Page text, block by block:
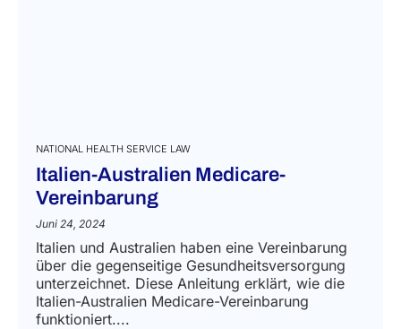
NATIONAL HEALTH SERVICE LAW
Italien-Australien Medicare-
Vereinbarung
Juni 24, 2024
Italien und Australien haben eine Vereinbarung
über die gegenseitige Gesundheitsversorgung
unterzeichnet. Diese Anleitung erklärt, wie die
Italien-Australien Medicare-Vereinbarung
funktioniert....